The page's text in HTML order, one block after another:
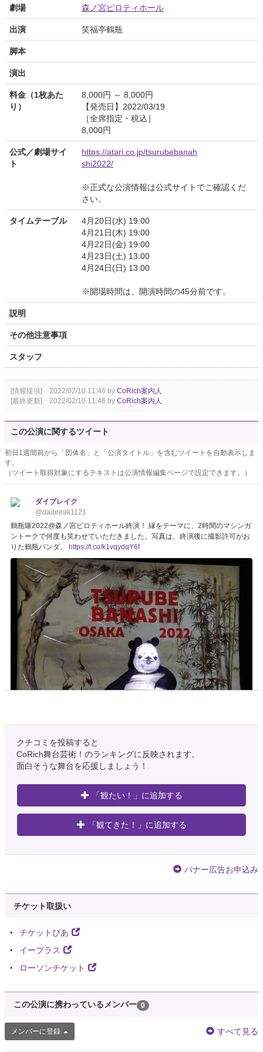
劇場 森ノ宮ピロティホール
出演 笑福亭鶴瓶
脚本
演出
料金（1枚あた
り）
8,000円 ～ 8,000円
【発売日】2022/03/19
［全席指定・税込］
8,000円
公式／劇場サイ
ト
https://atari.co.jp/tsurubebanah
shi2022/
※正式な公演情報は公式サイトでご確認くだ
さい。
タイムテーブル
4月20日(水) 19:00
4月21日(木) 19:00
4月22日(金) 19:00
4月23日(土) 13:00
4月24日(日) 13:00
※開場時間は、開演時間の45分前です。
説明
その他注意事項
スタッフ
[情報提供] 2022/02/10 11:46 by CoRich案内人
[最終更新] 2022/02/10 11:46 by CoRich案内人
この公演に関するツイート
初日1週間前から「団体名」と「公演タイトル」を含むツイートを自動表示しま
す。
（ツイート取得対象にするテキストは公演情報編集ページで設定できます。）
ダイブレイク
@daibreak1121
鶴瓶噺2022@森ノ宮ピロティホール終演！ 縁をテーマに、2時間のマシンガ
ントークで何度も笑わせていただきました。写真は、終演後に撮影許可がお
りた鶴瓶パンダ。
https://t.co/k1vqydqY6f
@daibreak1121
鶴瓶噺2022@森ノ宮ピロティホール入場完了！ そこそこ近めで鶴瓶師匠を
拝めるし、生トーク楽しみ！
以上悪い席はないだろうし ある意味話のネタななるのでよし⭐︎
https://t.co/5lXAk5tfXO
クチコミを投稿すると
CoRich舞台芸術！のランキングに反映されます。
面白そうな舞台を応援しましょう！
「観たい！」に追加する
「観てきた！」に追加する
バナー広告お申込み
チケット取扱い
チケットぴあ
イープラス
ローソンチケット
この公演に携わっているメンバー 0
メンバーに登録 すべて見る